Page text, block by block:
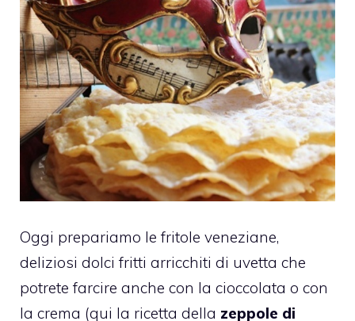
Oggi prepariamo le fritole veneziane,
deliziosi dolci fritti arricchiti di uvetta che
potrete farcire anche con la cioccolata o con
la crema (qui la ricetta della zeppole di